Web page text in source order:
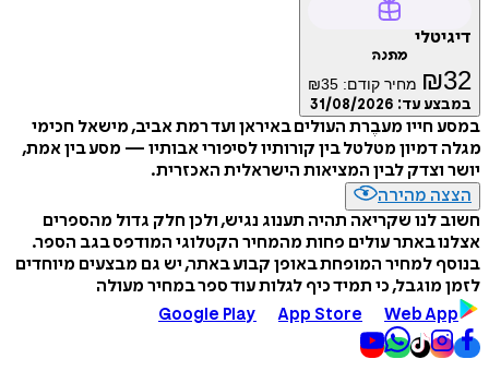
דיגיטלי
מתנה
₪32 מחיר קודם: ₪35
במבצע עד: 31/08/2026
במסע חייו מעבֶרת העולים באיראן ועד רמת אביב, מישאל חכימי
מגלה דמיון מטלטל בין קורותיו לסיפורי אבותיו — מסע בין אמת,
יושר וצדק לבין המציאות הישראלית האכזרית.
הצצה מהירה
חשוב לנו שקריאה תהיה תענוג נגיש, ולכן חלק גדול מהספרים
אצלנו באתר עולים פחות מהמחיר הקטלוגי המודפס בגב הספר.
בנוסף למחיר המופחת באופן קבוע באתר, יש גם מבצעים מיוחדים
לזמן מוגבל, כי תמיד כיף לגלות עוד ספר במחיר מעולה
Google Play
App Store Web App